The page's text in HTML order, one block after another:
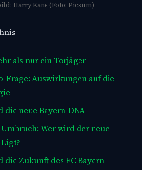
Harry Kane (Foto: Picsum)
als nur ein Torjäger
Frage: Auswirkungen auf die
die neue Bayern-DNA
Wer wird der neue
die Zukunft des FC Bayern